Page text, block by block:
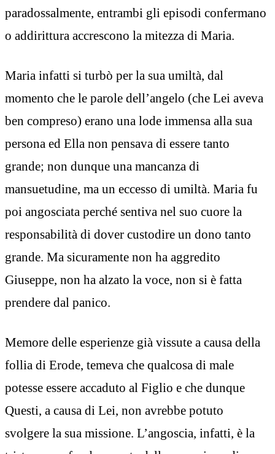
paradossalmente, entrambi gli episodi confermano
o addirittura accrescono la mitezza di Maria.
Maria infatti si turbò per la sua umiltà, dal
momento che le parole dell’angelo (che Lei aveva
ben compreso) erano una lode immensa alla sua
persona ed Ella non pensava di essere tanto
grande; non dunque una mancanza di
mansuetudine, ma un eccesso di umiltà. Maria fu
poi angosciata perché sentiva nel suo cuore la
responsabilità di dover custodire un dono tanto
grande. Ma sicuramente non ha aggredito
Giuseppe, non ha alzato la voce, non si è fatta
prendere dal panico.
Memore delle esperienze già vissute a causa della
follia di Erode, temeva che qualcosa di male
potesse essere accaduto al Figlio e che dunque
Questi, a causa di Lei, non avrebbe potuto
svolgere la sua missione. L’angoscia, infatti, è la